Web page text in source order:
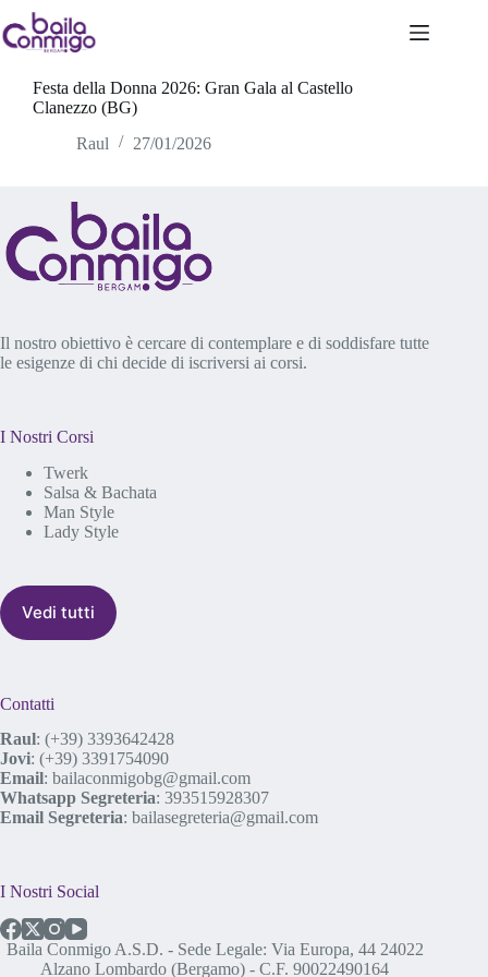
Salta
al
contenuto Serata Latina
Festa della Donna 2026: Gran Gala al Castello
Clanezzo (BG)
Raul
27/01/2026
Il nostro obiettivo è cercare di contemplare e di soddisfare tutte
le esigenze di chi decide di iscriversi ai corsi.
I Nostri Corsi
Twerk
Salsa & Bachata
Man Style
Lady Style
Vedi tutti
Contatti
Raul: (+39) 3393642428
Jovi: (+39) 3391754090
Email: bailaconmigobg@gmail.com
Whatsapp Segreteria: 393515928307
Email Segreteria: bailasegreteria@gmail.com
I Nostri Social
Baila Conmigo A.S.D. - Sede Legale: Via Europa, 44 24022
Alzano Lombardo (Bergamo) - C.F. 90022490164